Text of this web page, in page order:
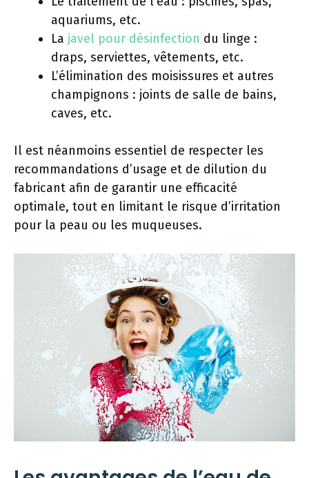
aquariums, etc.
La javel pour désinfection du linge :
draps, serviettes, vêtements, etc.
L’élimination des moisissures et autres
champignons : joints de salle de bains,
caves, etc.
Il est néanmoins essentiel de respecter les
recommandations d’usage et de dilution du
fabricant afin de garantir une efficacité
optimale, tout en limitant le risque d’irritation
pour la peau ou les muqueuses.